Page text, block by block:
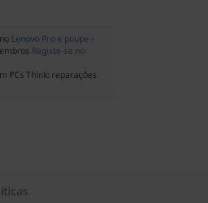
Lenovo Pro e poupe ›
Registe-se no
PCs Think: reparações